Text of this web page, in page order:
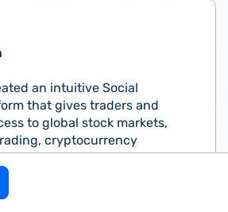
an intuitive Social
that gives traders and
to global stock markets,
cryptocurrency
We strive to make
available and
everyone (even to users